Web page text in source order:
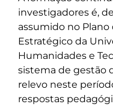
investigadores é,
assumido no
Estratégico da
Humanidades e
sistema de gestão
relevo neste
respostas